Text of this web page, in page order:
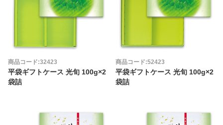
商品コード:32423
平袋ギフトケース 光旬 100g×2
袋詰
商品コード:52423
平袋ギフトケース 光旬 100g×2
袋詰